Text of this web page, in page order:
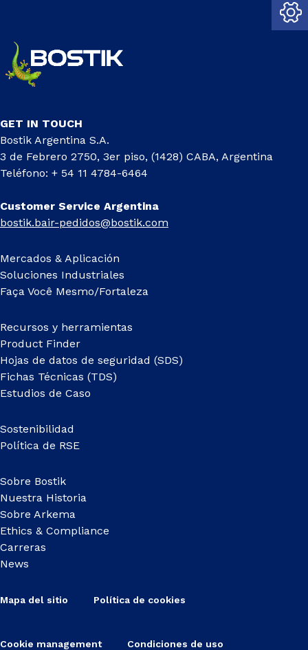
GET IN TOUCH
Bostik Argentina S.A.
3 de Febrero 2750, 3er piso, (1428) CABA, Argentina
Teléfono: + 54 11 4784-6464
Customer Service Argentina
bostik.bair-pedidos@bostik.com
Mercados & Aplicación
Soluciones Industriales
Faça Você Mesmo/Fortaleza
Recursos y herramientas
Product Finder
Hojas de datos de seguridad (SDS)
Fichas Técnicas (TDS)
Estudios de Caso
Sostenibilidad
Política de RSE
Sobre Bostik
Nuestra Historia
Sobre Arkema
Ethics & Compliance
Carreras
News
Mapa del sitio Política de cookies
Cookie management Condiciones de uso